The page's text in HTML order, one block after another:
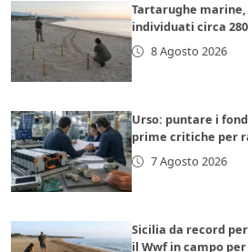
Tartarughe
individuati circa
8 Agosto 2026
Urso: puntare i
prime critiche per
7 Agosto 2026
Sicilia da record
il Wwf in campo